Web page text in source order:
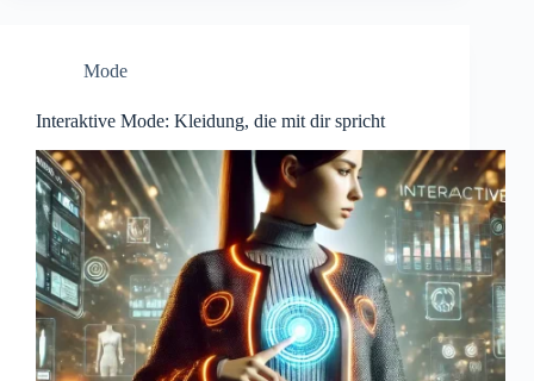
Mode
Interaktive Mode: Kleidung, die mit dir spricht